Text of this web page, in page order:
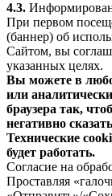
4.3.
При первом
(баннер) об
Сайтом, вы
указанных целях.
Вы можете в
или
браузера так,
негативно
Технические
будет работать.
Согласие на
Проставляя